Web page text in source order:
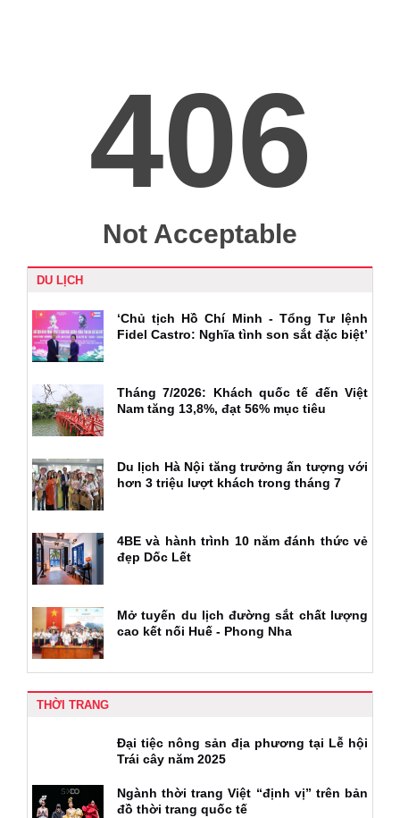
DU LỊCH
‘Chủ tịch Hồ Chí Minh - Tổng Tư lệnh
Fidel Castro: Nghĩa tình son sắt đặc biệt’
Tháng 7/2026: Khách quốc tế đến Việt
Nam tăng 13,8%, đạt 56% mục tiêu
Du lịch Hà Nội tăng trưởng ấn tượng với
hơn 3 triệu lượt khách trong tháng 7
4BE và hành trình 10 năm đánh thức vẻ
đẹp Dốc Lết
Mở tuyến du lịch đường sắt chất lượng
cao kết nối Huế - Phong Nha
THỜI TRANG
Đại tiệc nông sản địa phương tại Lễ hội
Trái cây năm 2025
Ngành thời trang Việt “định vị” trên bản
đồ thời trang quốc tế